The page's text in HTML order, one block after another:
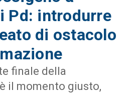
Pd: introdurre
di ostacolo
finale della
il momento giusto,